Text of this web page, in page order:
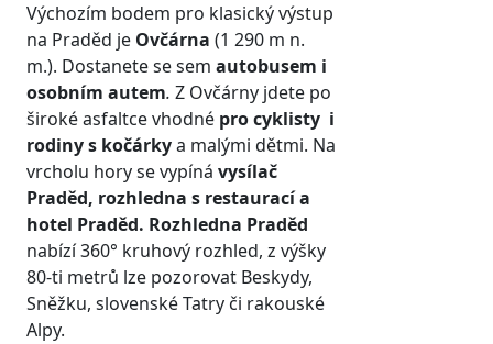
Výchozím bodem pro klasický výstup
na Praděd je Ovčárna (1 290 m n.
m.). Dostanete se sem autobusem i
osobním autem. Z Ovčárny jdete po
široké asfaltce vhodné pro cyklisty i
rodiny s kočárkya malými dětmi. Na
vrcholu hory se vypíná vysílač
Praděd, rozhledna s restaurací a
hotel Praděd. Rozhledna Praděd
nabízí 360° kruhový rozhled, z výšky
80-ti metrů lze pozorovat Beskydy,
Sněžku, slovenské Tatry či rakouské
Alpy.